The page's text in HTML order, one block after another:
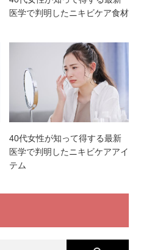
医学で判明したニキビケア食材
40代女性が知って得する最新
医学で判明したニキビケアアイ
テム